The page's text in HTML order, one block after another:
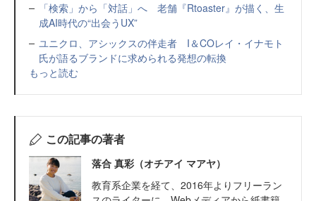
「検索」から「対話」へ 老舗『Rtoaster』が描く、生
成AI時代の“出会うUX”
ユニクロ、アシックスの伴走者 I＆COレイ・イナモト
氏が語るブランドに求められる発想の転換
もっと読む
この記事の著者
落合 真彩（オチアイ マアヤ）
教育系企業を経て、2016年よりフリーラン